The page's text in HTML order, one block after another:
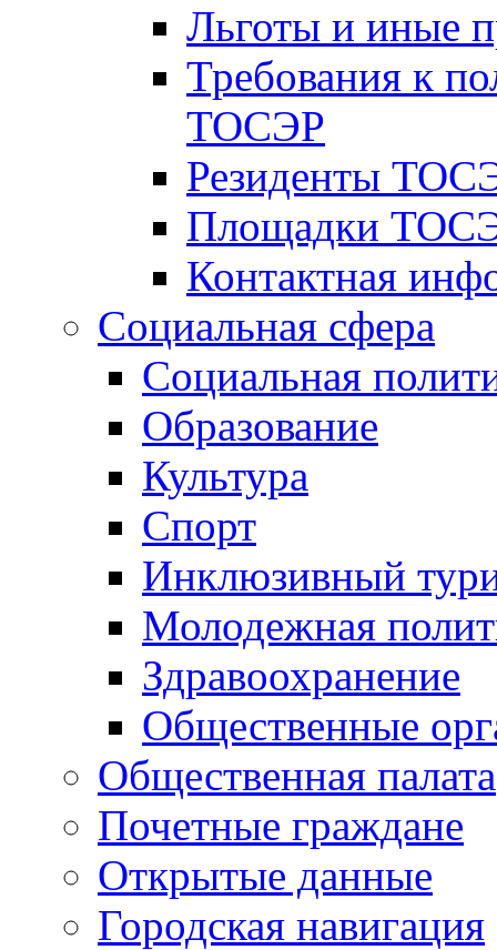
Льготы и иные
Требования к
ТОСЭР
Резиденты
Площадки
Контактная
Социальная сфера
Социальная
Образование
Культура
Спорт
Инклюзивный
Молодежная
Здравоохранение
Общественные
Общественная палата
Почетные граждане
Открытые данные
Городская навигация